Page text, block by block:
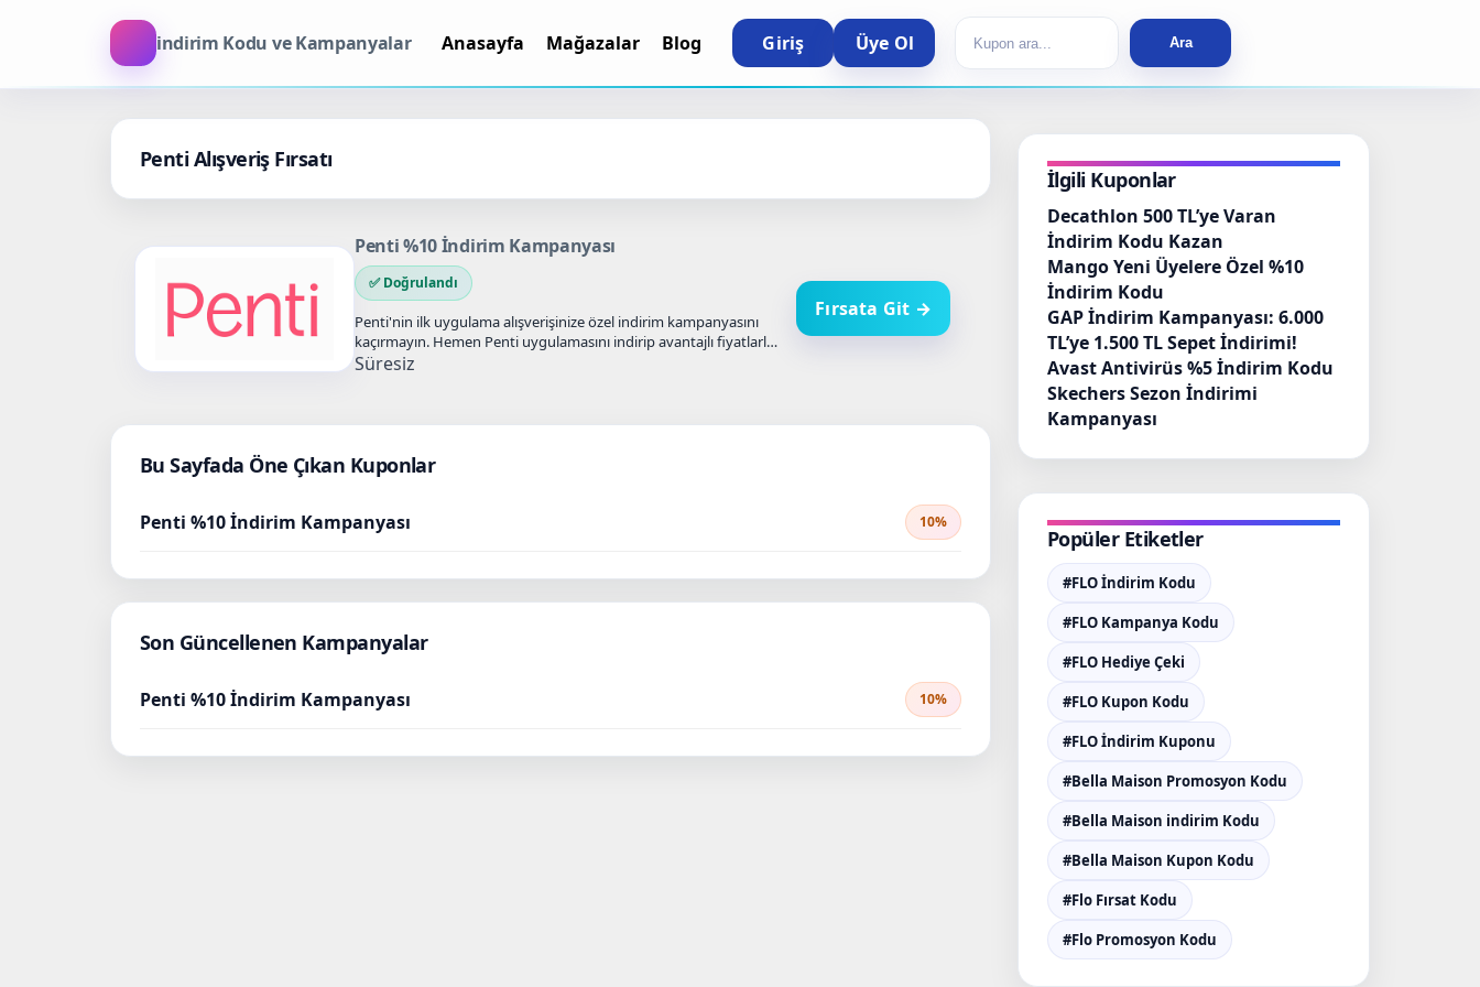
indirim Kodu ve Kampanyalar Anasayfa Mağazalar Blog Ara
Giriş Üye Ol
Penti Alışveriş Fırsatı
Penti %10 İndirim Kampanyası
✅ Doğrulandı
Penti'nin ilk uygulama alışverişinize özel indirim kampanyasını
kaçırmayın. Hemen Penti uygulamasını indirip avantajlı fiyatlarla
alışveriş yapın.
Süresiz
Fırsata Git →
Bu Sayfada Öne Çıkan Kuponlar
Penti %10 İndirim Kampanyası 10%
Son Güncellenen Kampanyalar
Penti %10 İndirim Kampanyası 10%
İlgili Kuponlar
Decathlon 500 TL’ye Varan
İndirim Kodu Kazan
Mango Yeni Üyelere Özel %10
İndirim Kodu
GAP İndirim Kampanyası: 6.000
TL’ye 1.500 TL Sepet İndirimi!
Avast Antivirüs %5 İndirim Kodu
Skechers Sezon İndirimi
Kampanyası
Popüler Etiketler
#FLO İndirim Kodu
#FLO Kampanya Kodu
#FLO Hediye Çeki
#FLO Kupon Kodu
#FLO İndirim Kuponu
#Bella Maison Promosyon Kodu
#Bella Maison indirim Kodu
#Bella Maison Kupon Kodu
#Flo Fırsat Kodu
#Flo Promosyon Kodu